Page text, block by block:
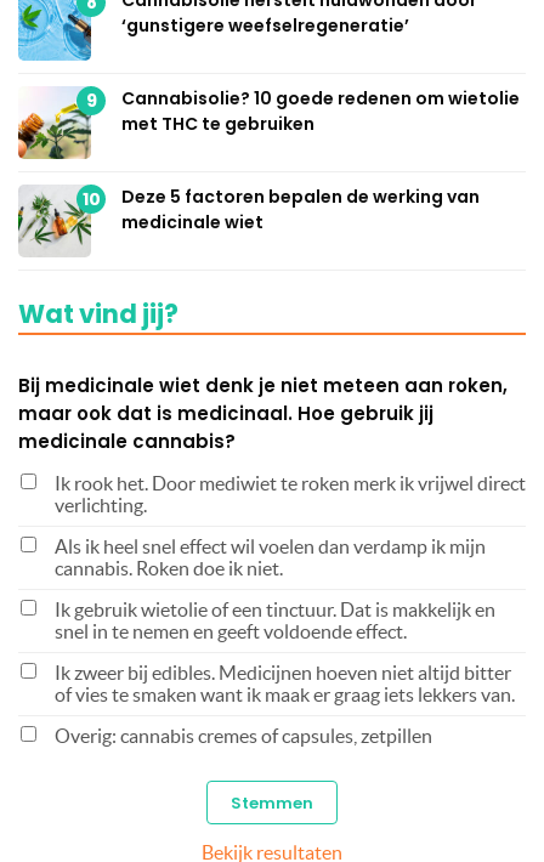
‘gunstigere weefselregeneratie’
9
Cannabisolie? 10 goede redenen om wietolie
met THC te gebruiken
10
Deze 5 factoren bepalen de werking van
medicinale wiet
Wat vind jij?
Bij medicinale wiet denk je niet meteen aan roken,
maar ook dat is medicinaal. Hoe gebruik jij
medicinale cannabis?
Ik rook het. Door mediwiet te roken merk ik vrijwel direct
verlichting.
Als ik heel snel effect wil voelen dan verdamp ik mijn
cannabis. Roken doe ik niet.
Ik gebruik wietolie of een tinctuur. Dat is makkelijk en
snel in te nemen en geeft voldoende effect.
Ik zweer bij edibles. Medicijnen hoeven niet altijd bitter
of vies te smaken want ik maak er graag iets lekkers van.
Overig: cannabis cremes of capsules, zetpillen
Bekijk resultaten